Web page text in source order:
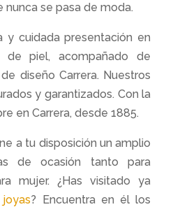
nunca se pasa de moda.
y cuidada presentación en
de piel, acompañado de
diseño Carrera. Nuestros
y garantizados. Con la
en Carrera, desde 1885.
a tu disposición un amplio
de ocasión tanto para
mujer. ¿Has visitado ya
? Encuentra en él los